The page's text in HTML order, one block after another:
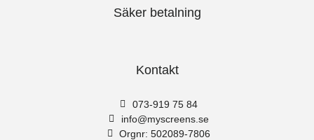
Säker betalning
Kontakt
073-919 75 84
info@myscreens.se
Orgnr: 502089-7806